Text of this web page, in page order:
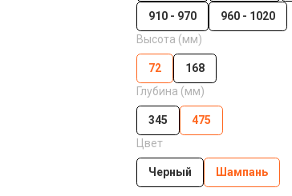
910 - 970
960 - 1020
Высота (мм)
72
168
Глубина (мм)
345
475
Цвет
Черный Шампань